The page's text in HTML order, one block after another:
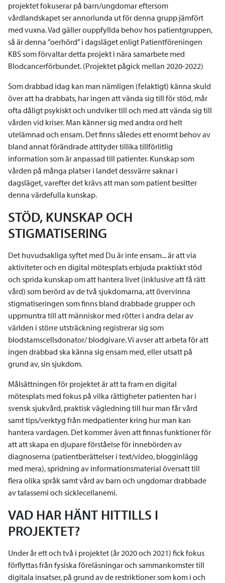
projektet fokuserar på barn/ungdomar eftersom
vårdlandskapet ser annorlunda ut för denna grupp jämfört
med vuxna. Vad gäller ouppfyllda behov hos patientgruppen,
så är denna ”oerhörd” i dagsläget enligt Patientföreningen
KBS som förvaltar detta projekt i nära samarbete med
Blodcancerförbundet. (Projektet pågick mellan 2020-2022)
Som drabbad idag kan man nämligen (felaktigt) känna skuld
över att ha drabbats, har ingen att vända sig till för stöd, mår
ofta dåligt psykiskt och undviker till och med att vända sig till
vården vid kriser. Man känner sig med andra ord helt
utelämnad och ensam. Det finns således ett enormt behov av
bland annat förändrade attityder tillika tillförlitlig
information som är anpassad till patienter. Kunskap som
vården på många platser i landet dessvärre saknar i
dagsläget, varefter det krävs att man som patient besitter
denna värdefulla kunskap.
STÖD, KUNSKAP OCH
STIGMATISERING
Det huvudsakliga syftet med Du är inte ensam... är att via
aktiviteter och en digital mötesplats erbjuda praktiskt stöd
och sprida kunskap om att hantera livet (inklusive att få rätt
vård) som berörd av de två sjukdomarna, att övervinna
stigmatiseringen som finns bland drabbade grupper och
uppmuntra till att människor med rötter i andra delar av
världen i större utsträckning registrerar sig som
blodstamscellsdonator/ blodgivare. Vi avser att arbeta för att
ingen drabbad ska känna sig ensam med, eller utsatt på
grund av, sin sjukdom.
Målsättningen för projektet är att ta fram en digital
mötesplats med fokus på vilka rättigheter patienten har i
svensk sjukvård, praktisk vägledning till hur man får vård
samt tips/verktyg från medpatienter kring hur man kan
hantera vardagen. Det kommer även att finnas funktioner för
att att skapa en djupare förståelse för innebörden av
diagnoserna (patientberättelser i text/video, blogginlägg
med mera), spridning av informationsmaterial översatt till
flera olika språk samt vård av barn och ungdomar drabbade
av talassemi och sicklecellanemi.
VAD HAR HÄNT HITTILLS I
PROJEKTET?
Under år ett och två i projektet (år 2020 och 2021) fick fokus
förflyttas från fysiska föreläsningar och sammankomster till
digitala insatser, på grund av de restriktioner som kom i och